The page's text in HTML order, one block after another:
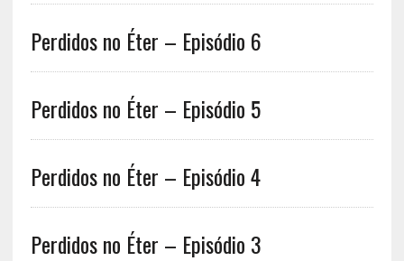
Perdidos no Éter – Episódio 6
Perdidos no Éter – Episódio 5
Perdidos no Éter – Episódio 4
Perdidos no Éter – Episódio 3